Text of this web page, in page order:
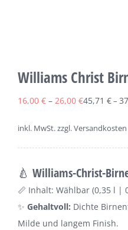
Williams Christ
16,00 € – 26,00 €45,71 €–
inkl. MwSt.zzgl. Versandkosten
🍐 Williams-Christ-
📏 Inhalt: Wählbar (0,35 l |
✨ Gehaltvoll: Dichte
Milde und langem Finish.